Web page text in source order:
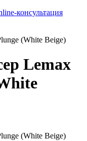
консультация
(White Beige)
Lemax
(White Beige)